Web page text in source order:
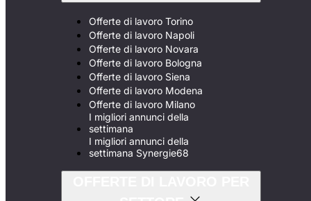
Offerte di lavoro Torino
Offerte di lavoro Napoli
Offerte di lavoro Novara
Offerte di lavoro Bologna
Offerte di lavoro Siena
Offerte di lavoro Modena
Offerte di lavoro Milano
I migliori annunci della
settimana
I migliori annunci della
settimana Synergie68